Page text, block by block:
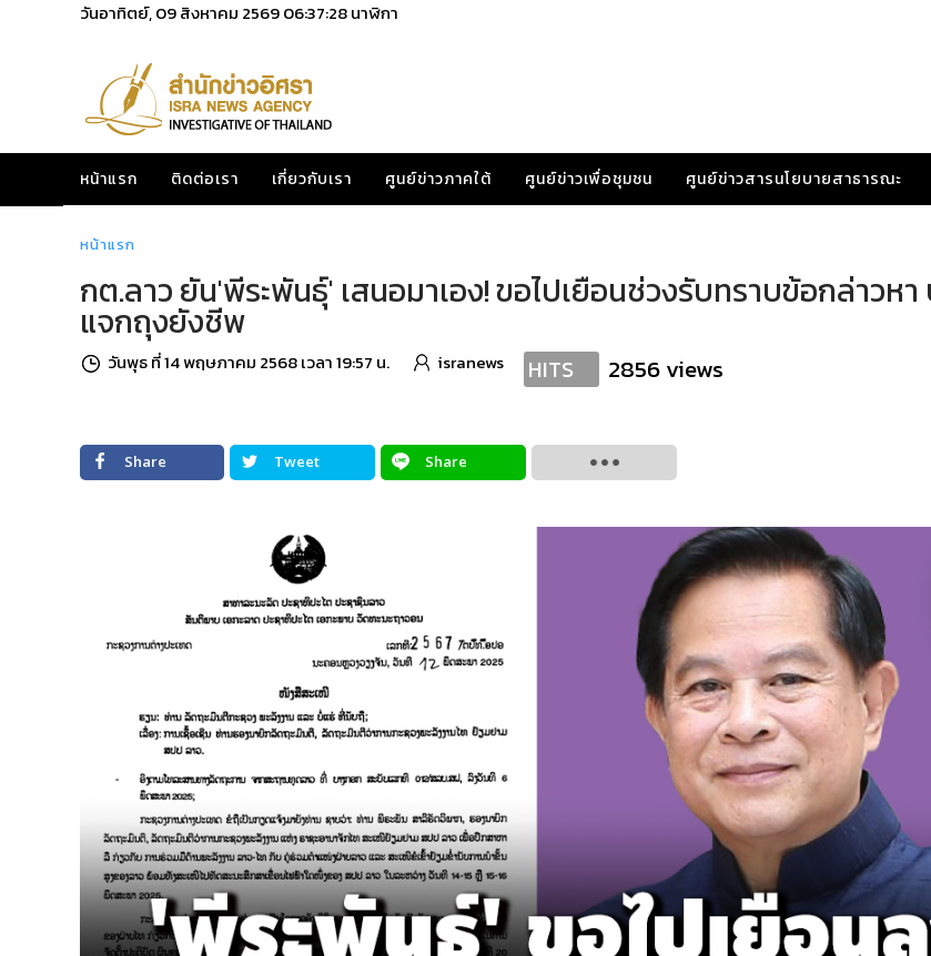
วันอาทิตย์, 09 สิงหาคม 256906:37:29นาฬิกา
หน้าแรก ติดต่อเรา เกี่ยวกับเรา ศูนย์ข่าวภาคใต้ ศูนย์ข่าวเพื่อชุมชน ศูนย์ข่าวสารนโยบายสาธารณะ
หน้าแรก
กต.ลาว ยัน'พีระพันธุ์' เสนอมาเอง! ขอไปเยือนช่วงรับทราบข้อกล่าวห
แจกถุงยังชีพ
วันพุธ ที่ 14 พฤษภาคม 2568 เวลา 19:57 น. isranews HITS 2856 views
Share Tweet Share